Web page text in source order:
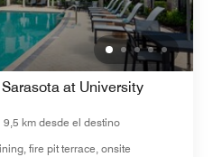
at University
9,5 km desde el destino
fire pit terrace, onsite